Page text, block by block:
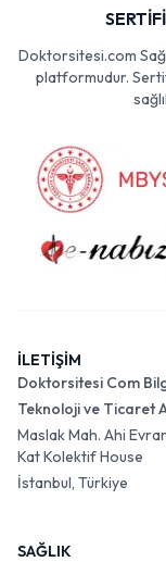
Doktorsitesi.com
platformudur.
İLETİŞİM
Doktorsitesi Com
Teknoloji ve Ticaret
Maslak Mah. Ahi
Kat Kolektif House
İstanbul, Türkiye
SAĞLIK